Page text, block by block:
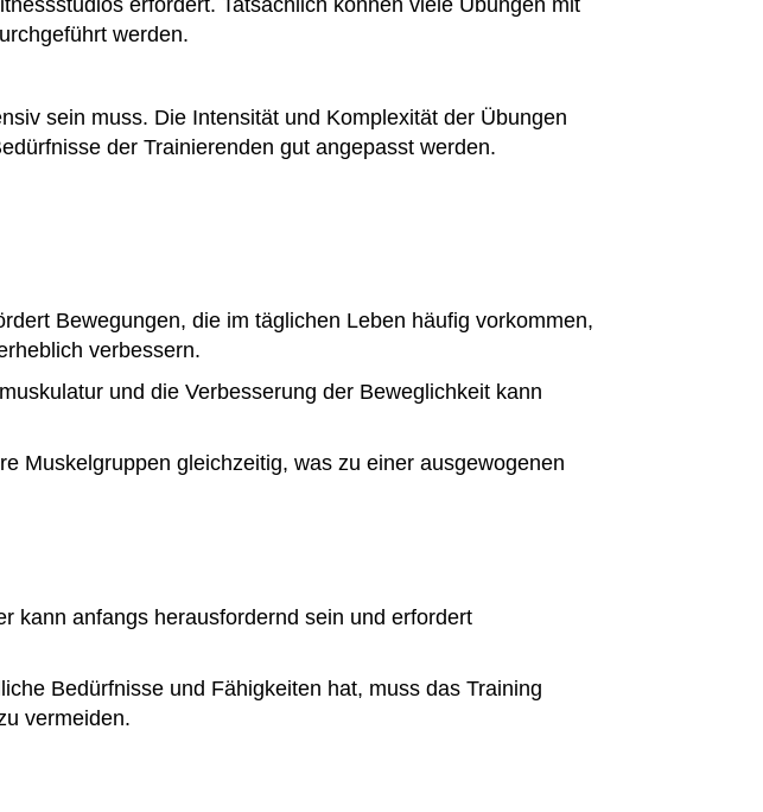
erfordert. Tatsächlich können viele Übungen mit
werden.
sein muss. Die Intensität und Komplexität der Übungen
der Trainierenden gut angepasst werden.
Bewegungen, die im täglichen Leben häufig vorkommen,
verbessern.
und die Verbesserung der Beweglichkeit kann
Muskelgruppen gleichzeitig, was zu einer ausgewogenen
kann anfangs herausfordernd sein und erfordert
Bedürfnisse und Fähigkeiten hat, muss das Training
vermeiden.